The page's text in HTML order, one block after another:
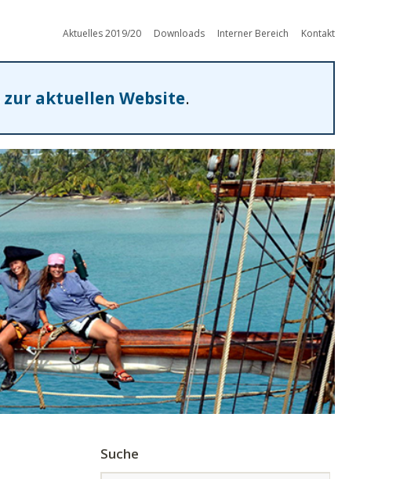
Aktuelles 2019/20 Downloads Interner Bereich Kontakt
zur aktuellen Website.
Suche